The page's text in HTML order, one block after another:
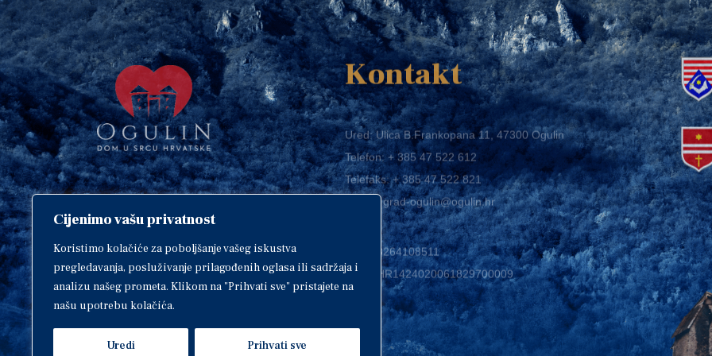
Cijenimo vašu privatnost
Koristimo kolačiće za poboljšanje vašeg iskustva
pregledavanja, posluživanje prilagođenih oglasa ili sadržaja i
analizu našeg prometa. Klikom na "Prihvati sve" pristajete na
našu upotrebu kolačića.
Uredi Prihvati sve
Copyright © 2018. Grad Ogulin,
sva prava pridržana.
Design byEA93
Kontakt
Ured: Ulica B.Frankopana 11, 47300 Ogulin
Telefon:+ 385 47 522 612
Telefaks:+ 385 47 522 821
E-mail:grad-ogulin@ogulin.hr
OIB: 58264108511
IBAN: HR1424020061829700009